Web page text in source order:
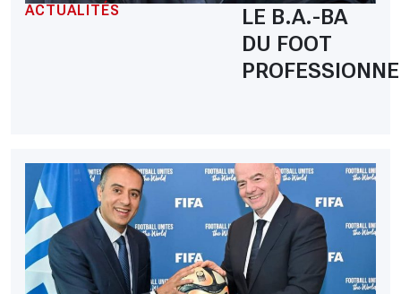
ACTUALITÉS
LE B.A.-BA
DU FOOT